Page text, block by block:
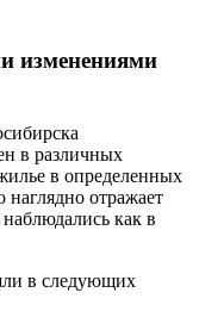
изменениями
в различных
в определенных
наглядно отражает
как в
в следующих